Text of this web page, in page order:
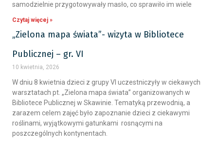
samodzielnie przygotowywały masło, co sprawiło im wiele
Czytaj więcej »
„Zielona mapa świata”- wizyta w Bibliotece
Publicznej – gr. VI
10 kwietnia, 2026
W dniu 8 kwietnia dzieci z grupy VI uczestniczyły w ciekawych
warsztatach pt. „Zielona mapa świata” organizowanych w
Bibliotece Publicznej w Skawinie. Tematyką przewodnią, a
zarazem celem zajęć było zapoznanie dzieci z ciekawymi
roślinami, wyjątkowymi gatunkami rosnącymi na
poszczególnych kontynentach.